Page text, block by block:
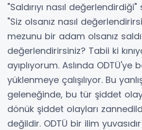
"Saldırıyı nasıl
"Siz olsanız nasıl
mezunu bir adam olsanız
değerlendirirsiniz? Tabii ki
ayıplıyorum. Aslında ODTÜ'ye
yüklenmeye çalışılıyor. Bu
geleneğinde, bu tür şiddet
dönük şiddet olayları
değildir. ODTÜ bir ilim